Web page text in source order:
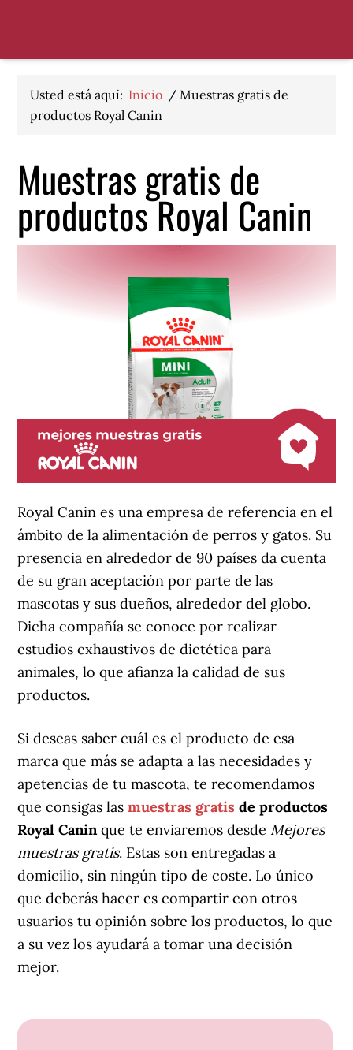
navegación
principal
de
Usted está aquí: Inicio / Muestras gratis de
productos Royal Canin
Muestras gratis de
productos Royal Canin
Royal Canin es una empresa de referencia en el
ámbito de la alimentación de perros y gatos. Su
presencia en alrededor de 90 países da cuenta
de su gran aceptación por parte de las
mascotas y sus dueños, alrededor del globo.
Dicha compañía se conoce por realizar
estudios exhaustivos de dietética para
animales, lo que afianza la calidad de sus
productos.
Si deseas saber cuál es el producto de esa
marca que más se adapta a las necesidades y
apetencias de tu mascota, te recomendamos
que consigas lasmuestras gratis de productos
Royal Caninque te enviaremos desde Mejores
muestras gratis. Estas son entregadas a
domicilio, sin ningún tipo de coste. Lo único
que deberás hacer es compartir con otros
usuarios tu opinión sobre los productos, lo que
a su vez los ayudará a tomar una decisión
mejor.